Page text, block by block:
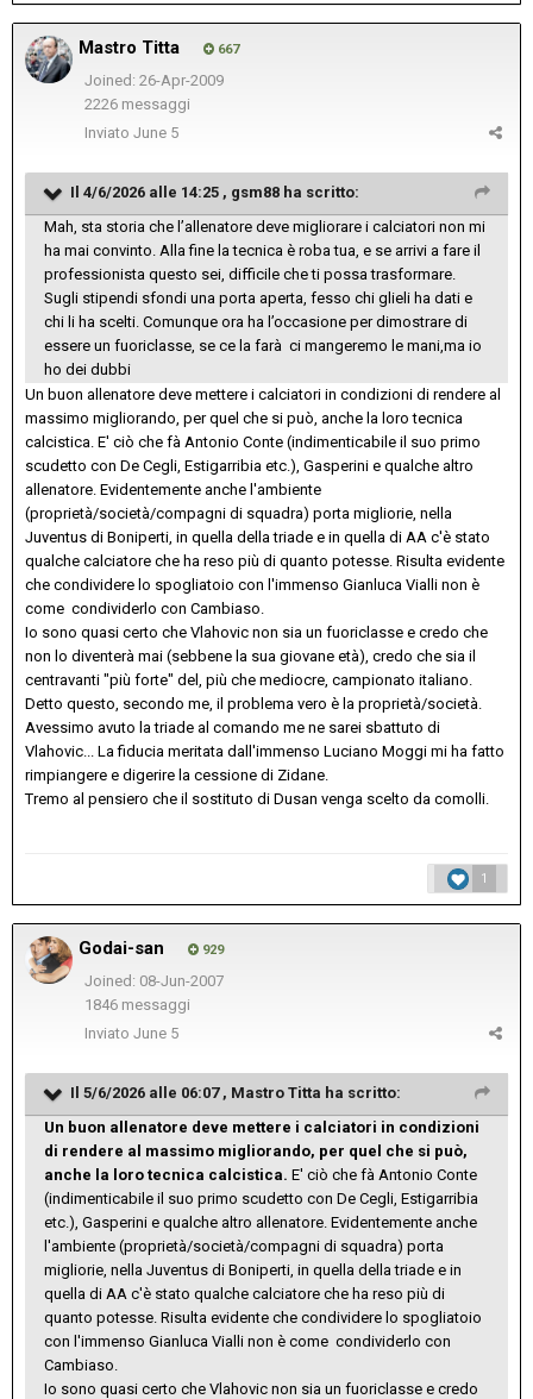
Mastro Titta 667
Joined: 26-Apr-2009
2226 messaggi
Inviato June 5
Il 4/6/2026 alle 14:25 , gsm88 ha scritto:
Mah, sta storia che l’allenatore deve migliorare i calciatori non mi
ha mai convinto. Alla fine la tecnica è roba tua, e se arrivi a fare il
professionista questo sei, difficile che ti possa trasformare.
Sugli stipendi sfondi una porta aperta, fesso chi glieli ha dati e
chi li ha scelti. Comunque ora ha l’occasione per dimostrare di
essere un fuoriclasse, se ce la farà ci mangeremo le mani,ma io
ho dei dubbi
Un buon allenatore deve mettere i calciatori in condizioni di rendere al
massimo migliorando, per quel che si può, anche la loro tecnica
calcistica. E' ciò che fà Antonio Conte (indimenticabile il suo primo
scudetto con De Cegli, Estigarribia etc.), Gasperini e qualche altro
allenatore. Evidentemente anche l'ambiente
(proprietà/società/compagni di squadra) porta migliorie, nella
Juventus di Boniperti, in quella della triade e in quella di AA c'è stato
qualche calciatore che ha reso più di quanto potesse. Risulta evidente
che condividere lo spogliatoio con l'immenso Gianluca Vialli non è
come condividerlo con Cambiaso.
Io sono quasi certo che Vlahovic non sia un fuoriclasse e credo che
non lo diventerà mai (sebbene la sua giovane età), credo che sia il
centravanti "più forte" del, più che mediocre, campionato italiano.
Detto questo, secondo me, il problema vero è la proprietà/società.
Avessimo avuto la triade al comando me ne sarei sbattuto di
Vlahovic... La fiducia meritata dall'immenso Luciano Moggi mi ha fatto
rimpiangere e digerire la cessione di Zidane.
Tremo al pensiero che il sostituto di Dusan venga scelto da comolli.
1
Godai-san 929
Joined: 08-Jun-2007
1846 messaggi
Inviato June 5
Il 5/6/2026 alle 06:07 , Mastro Titta ha scritto:
Un buon allenatore deve mettere i calciatori in condizioni
di rendere al massimo migliorando, per quel che si può,
anche la loro tecnica calcistica. E' ciò che fà Antonio Conte
(indimenticabile il suo primo scudetto con De Cegli, Estigarribia
etc.), Gasperini e qualche altro allenatore. Evidentemente anche
l'ambiente (proprietà/società/compagni di squadra) porta
migliorie, nella Juventus di Boniperti, in quella della triade e in
quella di AA c'è stato qualche calciatore che ha reso più di
quanto potesse. Risulta evidente che condividere lo spogliatoio
con l'immenso Gianluca Vialli non è come condividerlo con
Cambiaso.
Io sono quasi certo che Vlahovic non sia un fuoriclasse e credo